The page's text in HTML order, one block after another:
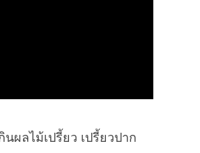
นผลไม้เปรี้ยว เปรี้ยวปาก